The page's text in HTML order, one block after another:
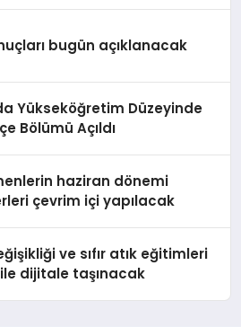
bugün açıklanacak
Yükseköğretim Düzeyinde
Bölümü Açıldı
haziran dönemi
çevrim içi yapılacak
ve sıfır atık eğitimleri
ile dijitale taşınacak